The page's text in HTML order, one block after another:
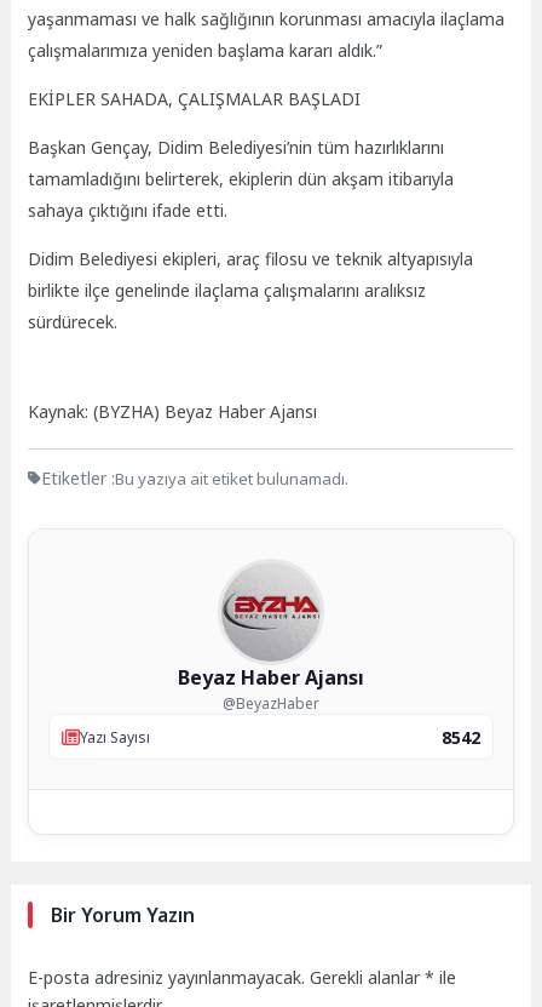
yaşanmaması ve halk sağlığının korunması amacıyla ilaçlama
çalışmalarımıza yeniden başlama kararı aldık.”
EKİPLER SAHADA, ÇALIŞMALAR BAŞLADI
Başkan Gençay, Didim Belediyesi’nin tüm hazırlıklarını
tamamladığını belirterek, ekiplerin dün akşam itibarıyla
sahaya çıktığını ifade etti.
Didim Belediyesi ekipleri, araç filosu ve teknik altyapısıyla
birlikte ilçe genelinde ilaçlama çalışmalarını aralıksız
sürdürecek.
Kaynak: (BYZHA) Beyaz Haber Ajansı
Etiketler :Bu yazıya ait etiket bulunamadı.
Beyaz Haber Ajansı
@BeyazHaber
Yazı Sayısı
8542
Bir Yorum Yazın
E-posta adresiniz yayınlanmayacak. Gerekli alanlar* ile